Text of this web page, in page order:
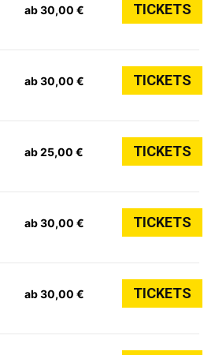
ab 30,00 € TICKETS
ab 30,00 € TICKETS
ab 25,00 € TICKETS
ab 30,00 € TICKETS
ab 30,00 € TICKETS